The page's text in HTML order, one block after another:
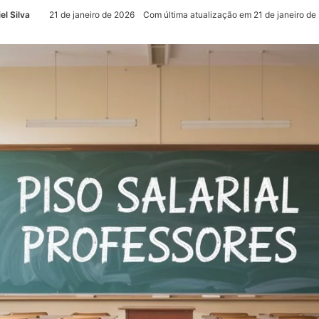
Silva 21 de janeiro de 2026 Com última atualização em 21 de janeiro de